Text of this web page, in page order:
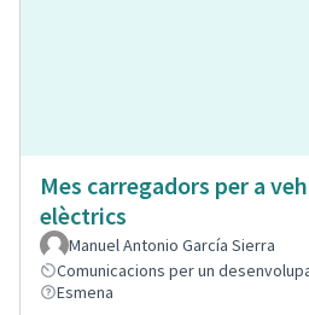
Mes carregadors per a
elèctrics
Manuel Antonio García Sierra
Comunicacions per un
Esmena